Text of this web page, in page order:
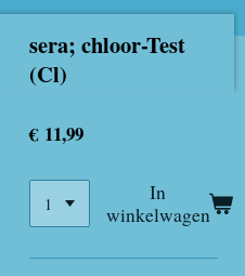
sera; chloor-Test
(Cl)
€ 11,99
In
winkelwagen